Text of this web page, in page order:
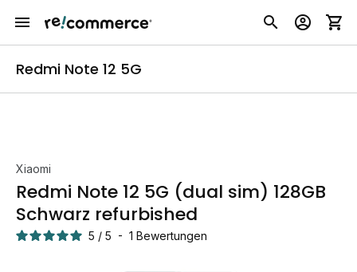
Redmi Note 12 5G
Xiaomi
Redmi Note 12 5G (dual sim) 128GB
Schwarz refurbished
5 / 5 - 1 Bewertungen